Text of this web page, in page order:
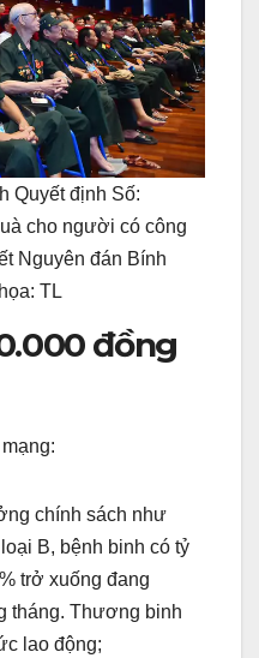
Quyết định Số:
cho người có công
Nguyên đán Bính
TL
đồng
chính sách như
B, bệnh binh có tỷ
trở xuống đang
tháng. Thương binh
lao động;